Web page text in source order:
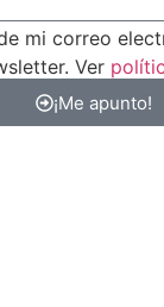
mi correo
Ver
¡Me apunto!